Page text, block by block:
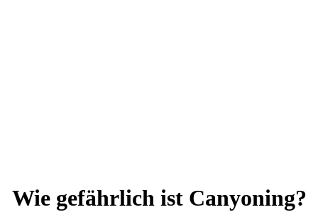
Wie gefährlich ist Canyoning?